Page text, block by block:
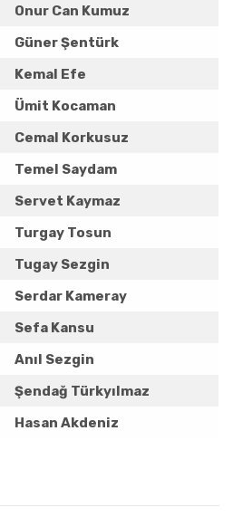
Onur Can Kumuz
Güner Şentürk
Kemal Efe
Ümit Kocaman
Cemal Korkusuz
Temel Saydam
Servet Kaymaz
Turgay Tosun
Tugay Sezgin
Serdar Kameray
Sefa Kansu
Anıl Sezgin
Şendağ Türkyılmaz
Hasan Akdeniz